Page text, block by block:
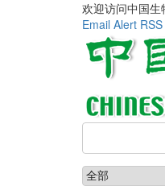
欢迎访问中国
Email Alert RSS